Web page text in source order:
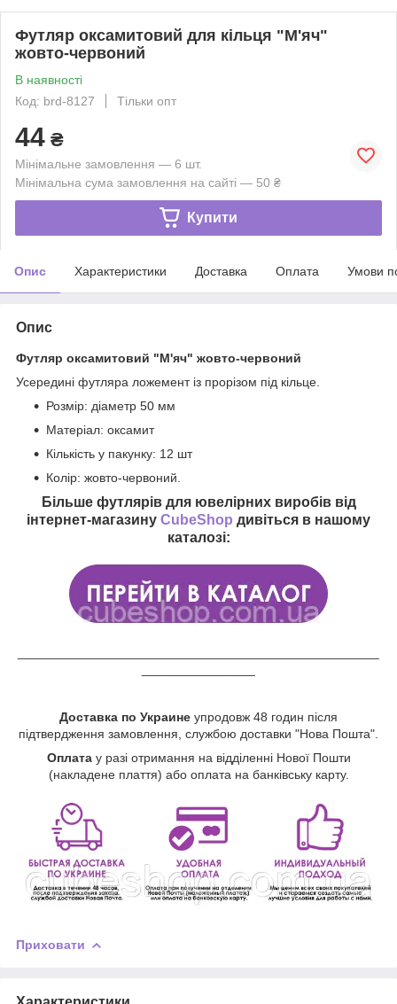
Футляр оксамитовий для кільця "М'яч"
жовто-червоний
В наявності
Код: brd-8127
Тільки опт
44 ₴
Мінімальне замовлення — 6 шт.
Мінімальна сума замовлення на сайті — 50 ₴
Купити
Опис Характеристики Доставка Оплата Умови
Опис
Футляр оксамитовий "М'яч" жовто-червоний
Усередині футляра ложемент із прорізом під кільце.
Розмір: діаметр 50 мм
Матеріал: оксамит
Кількість у пакунку: 12 шт
Колір: жовто-червоний.
Більше футлярів для ювелірних виробів від
інтернет-магазину CubeShop дивіться в нашому
каталозі:
Доставка по Украине упродовж 48 годин після
підтвердження замовлення, службою доставки "Нова Пошта".
Оплата у разі отримання на відділенні Нової Пошти
(накладене плаття) або оплата на банківську карту.
Приховати